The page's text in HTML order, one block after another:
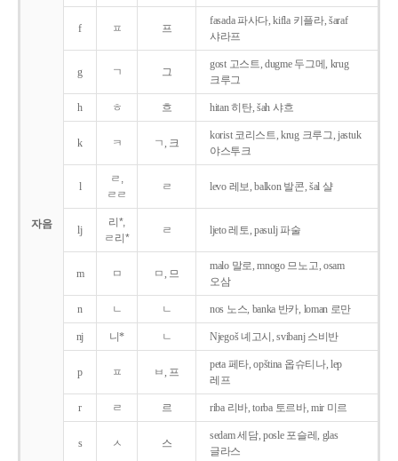
자음
f ㅍ 프
fasada 파사다, kifla 키플라, šaraf
샤라프
g ㄱ 그
gost 고스트, dugme 두그메, krug
크루그
h ㅎ 흐 hitan 히탄, šah 샤흐
k ㅋ ㄱ, 크
korist 코리스트, krug 크루그, jastuk
야스투크
l
ㄹ,
ㄹㄹ
ㄹ levo 레보, balkon 발콘, šal 샬
lj
리*,
ㄹ리*
ㄹ ljeto 레토, pasulj 파술
m ㅁ ㅁ, 므
malo 말로, mnogo 므노고, osam
오삼
n ㄴ ㄴ nos 노스, banka 반카, loman 로만
nj 니* ㄴ Njegoš 녜고시, svibanj 스비반
p ㅍ ㅂ, 프
peta 페타, opština 옵슈티나, lep
레프
r ㄹ 르 riba 리바, torba 토르바, mir 미르
s ㅅ 스
sedam 세담, posle 포슬레, glas
글라스